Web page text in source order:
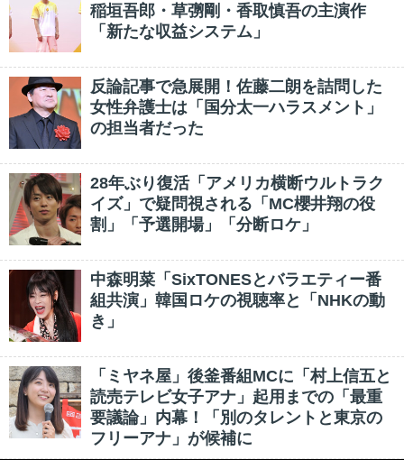
稲垣吾郎・草彅剛・香取慎吾の主演作
「新たな収益システム」
反論記事で急展開！佐藤二朗を詰問した
女性弁護士は「国分太一ハラスメント」
の担当者だった
28年ぶり復活「アメリカ横断ウルトラク
イズ」で疑問視される「MC櫻井翔の役
割」「予選開場」「分断ロケ」
中森明菜「SixTONESとバラエティー番
組共演」韓国ロケの視聴率と「NHKの動
き」
「ミヤネ屋」後釜番組MCに「村上信五と
読売テレビ女子アナ」起用までの「最重
要議論」内幕！「別のタレントと東京の
フリーアナ」が候補に